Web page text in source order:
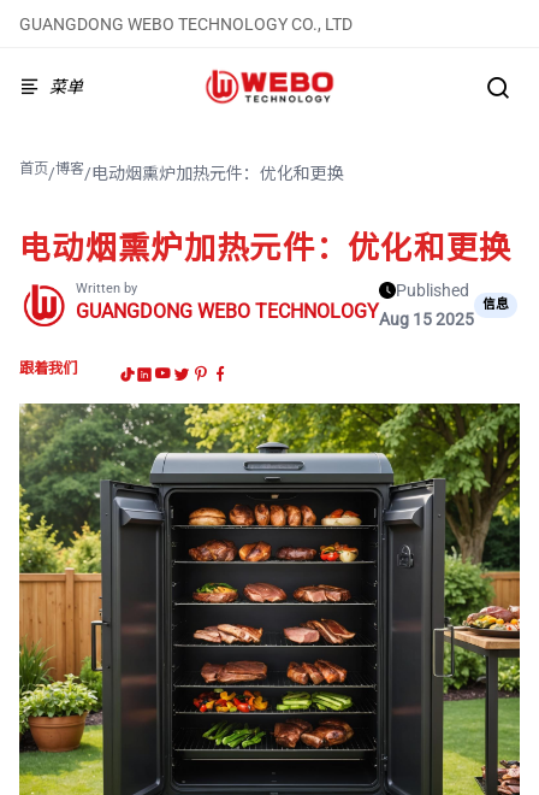
GUANGDONG WEBO TECHNOLOGY CO., LTD
菜单
首页/博客/电动烟熏炉加热元件：优化和更换
电动烟熏炉加热元件：优化和更换
Written by
GUANGDONG WEBO TECHNOLOGY
Published
Aug 15 2025
信息
跟着我们